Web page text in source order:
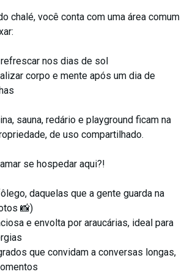
chalé, você conta com uma área comum
nos dias de sol
corpo e mente após um dia de
sauna, redário e playground ficam na
de uso compartilhado.
se hospedar aqui?!
daquelas que a gente guarda na
📸)
e envolta por araucárias, ideal para
que convidam a conversas longas,